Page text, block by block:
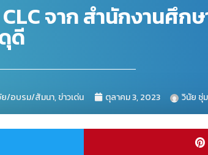
จาก สำนักงานศึกษ
ดี
ย/อบรม/สัมนา,ข่าวเด่น ตุลาคม 3, 2023 วินัย ชุ่